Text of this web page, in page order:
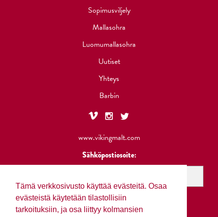
Tämä verkkosivusto käyttää evästeitä. Osaa
evästeistä käytetään tilastollisiin
tarkoituksiin, ja osa liittyy kolmansien
Sopimusviljely
Mallasohra
Luomumallasohra
Uutiset
Yhteys
Barbin
www.vikingmalt.com
Sähköpostiosoite: